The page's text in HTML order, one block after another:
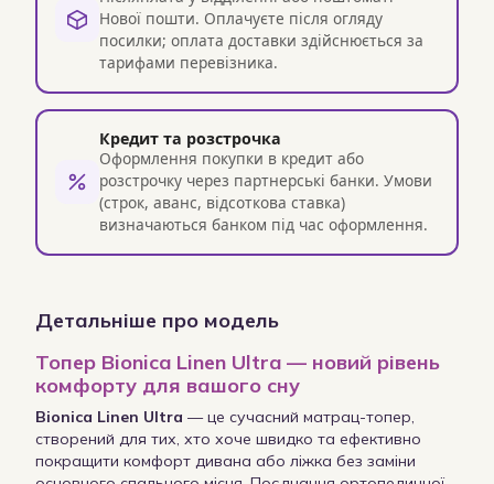
Нової пошти. Оплачуєте після огляду
посилки; оплата доставки здійснюється за
тарифами перевізника.
Кредит та розстрочка
Оформлення покупки в кредит або
розстрочку через партнерські банки. Умови
(строк, аванс, відсоткова ставка)
визначаються банком під час оформлення.
Детальніше про модель
Топер Bionica Linen Ultra — новий рівень
комфорту для вашого сну
Bionica Linen Ultra — це сучасний матрац-топер,
створений для тих, хто хоче швидко та ефективно
покращити комфорт дивана або ліжка без заміни